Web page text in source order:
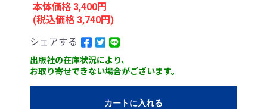
本体価格 3,400円
(税込価格 3,740円)
シェアする
出版社の在庫状況により、
お取り寄せできない場合がございます。
カートに入れる